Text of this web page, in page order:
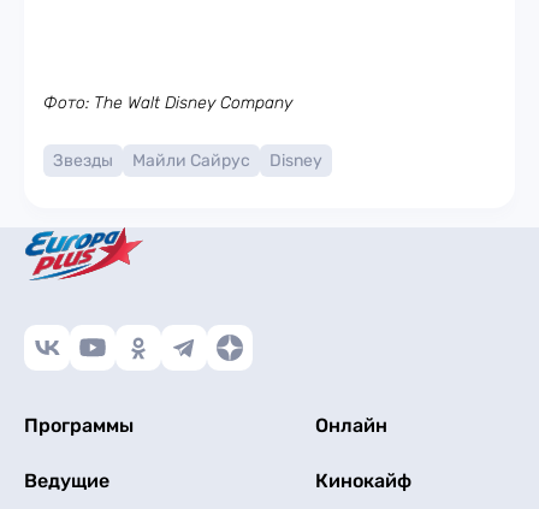
Фото: The Walt Disney Company
Звезды Майли Сайрус Disney
Программы Онлайн
Ведущие Кинокайф